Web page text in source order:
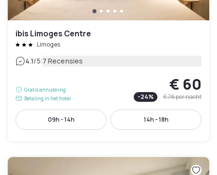
ibis Limoges Centre
Limoges
4.1/5|7 Recensies
Gratis annulering
Betaling in het hotel
€ 60
-24% € 78per nacht
09h - 14h 14h - 18h